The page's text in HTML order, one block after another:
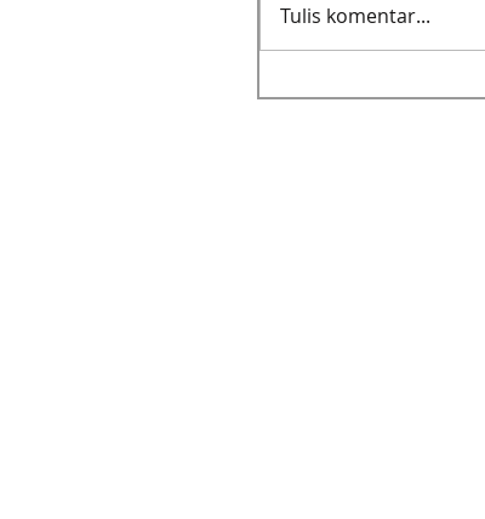
Tulis komentar...